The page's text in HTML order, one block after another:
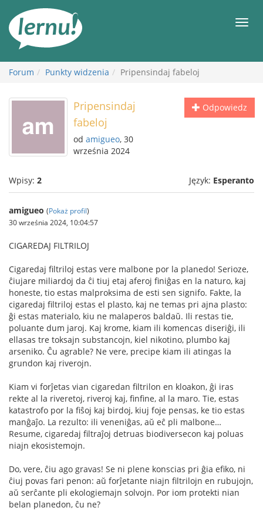
Forum Punkty widzenia Pripensindaj fabeloj
Odpowiedz
Pripensindaj
fabeloj
od amigueo, 30
września 2024
Wpisy: 2 Język: Esperanto
amigueo (Pokaż profil)
30 września 2024, 10:04:57
CIGAREDAJ FILTRILOJ
Cigaredaj filtriloj estas vere malbone por la planedo! Serioze,
ĉiujare miliardoj da ĉi tiuj etaj aferoj finiĝas en la naturo, kaj
honeste, tio estas malproksima de esti sen signifo. Fakte, la
cigaredaj filtriloj estas el plasto, kaj ne temas pri ajna plasto:
ĝi estas materialo, kiu ne malaperos baldaŭ. Ili restas tie,
poluante dum jaroj. Kaj krome, kiam ili komencas diseriĝi, ili
ellasas tre toksajn substancojn, kiel nikotino, plumbo kaj
arseniko. Ĉu agrable? Ne vere, precipe kiam ili atingas la
grundon kaj riverojn.
Kiam vi forĵetas vian cigaredan filtrilon en kloakon, ĝi iras
rekte al la riveretoj, riveroj kaj, finfine, al la maro. Tie, estas
katastrofo por la fiŝoj kaj birdoj, kiuj foje pensas, ke tio estas
manĝaĵo. La rezulto: ili veneniĝas, aŭ eĉ pli malbone…
Resume, cigaredaj filtraĵoj detruas biodiversecon kaj poluas
niajn ekosistemojn.
Do, vere, ĉiu ago gravas! Se ni plene konscias pri ĝia efiko, ni
ĉiuj povas fari penon: aŭ forĵetante niajn filtrilojn en rubujojn,
aŭ serĉante pli ekologiemajn solvojn. Por iom protekti nian
belan planedon, ĉu ne?